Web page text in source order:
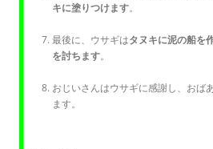
キに塗りつけます。
最後に、ウサギはタヌキに泥の船を
を討ちます。
おじいさんはウサギに感謝し、おば
ます。